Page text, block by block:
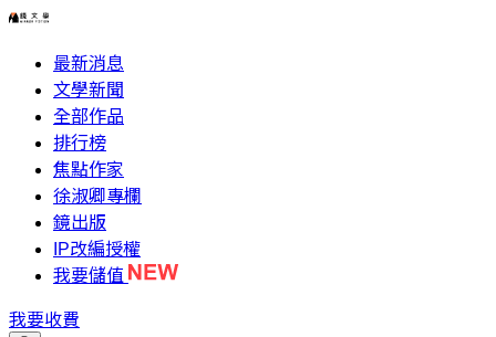
最新消息
文學新聞
全部作品
排行榜
焦點作家
徐淑卿專欄
鏡出版
IP改編授權
我要儲值
我要收費